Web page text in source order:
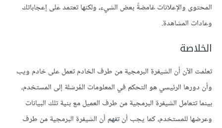
المحتوى والإعلانات غامضةً بعض الشيء، ولكنها تعتمد على إعجاباتك
وعادات المشاهدة.
الخلاصة
تعلمت الآن أن الشيفرة البرمجية من طرف الخادم تعمل على خادم ويب
وأن دورها الرئيسي هو التحكم في المعلومات المُرسَلة إلى المستخدم،
بينما تتعامل الشيفرة البرمجية من طرف العميل مع بنية تلك البيانات
وعرضها للمستخدم، كما يجب أن تفهم أن الشيفرة البرمجية من طرف